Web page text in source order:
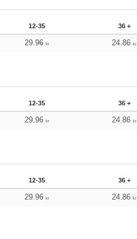
12-35 36 +
29.96 kr 24.86kr
12-35 36 +
29.96 kr 24.86kr
12-35 36 +
29.96 kr 24.86kr